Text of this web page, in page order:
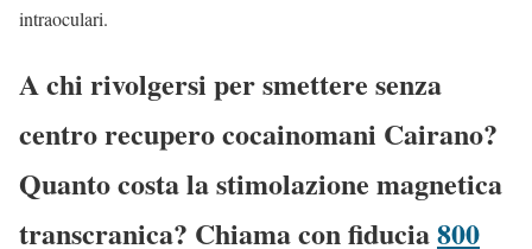
intraoculari.
A chi rivolgersi per smettere senza
centro recupero cocainomani Cairano?
Quanto costa la stimolazione magnetica
transcranica? Chiama con fiducia800